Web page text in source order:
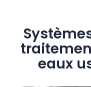
eaux